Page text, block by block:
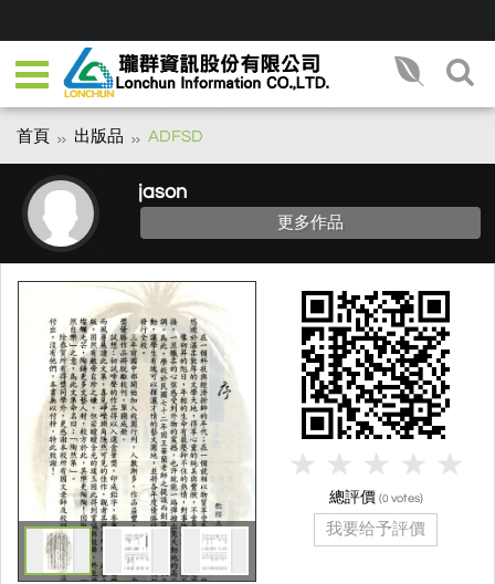
首頁 出版品 ADFSD
jason
更多作品
總評價 (0 votes)
我要给予評價